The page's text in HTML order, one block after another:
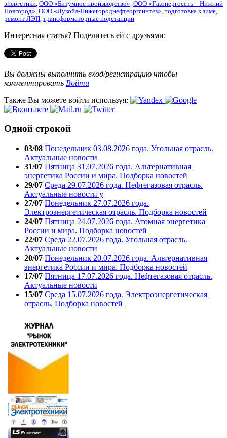
энергетики ООО «Битумное производство» ООО «Газэнергосеть – Нижний
Новгород» ООО «Лукойл-Нижегороднефтеоргсинтез» подготовка к зиме
ремонт ЛЭП трансформаторные подстанции
Интересная статья? Поделитесь ей с друзьями:
Вы должны выполнить вход/регистрацию чтобы
комментировать Войти
Также Вы можете войти используя:
Одной строкой
03/08 Понедельник 03.08.2026 года. Угольная отрасль.
Актуальные новости
31/07 Пятница 31.07.2026 года. Альтернативная
энергетика России и мира. Подборка новостей
29/07 Среда 29.07.2026 года. Нефтегазовая отрасль.
Актуальные новости у
27/07 Понедельник 27.07.2026 года.
Электроэнергетическая отрасль. Подборка новостей
24/07 Пятница 24.07.2026 года. Атомная энергетика
России и мира. Подборка новостей
22/07 Среда 22.07.2026 года. Угольная отрасль.
Актуальные новости
20/07 Понедельник 20.07.2026 года. Альтернативная
энергетика России и мира. Подборка новостей
17/07 Пятница 17.07.2026 года. Нефтегазовая отрасль.
Актуальные новости
15/07 Среда 15.07.2026 года. Электроэнергетическая
отрасль. Подборка новостей